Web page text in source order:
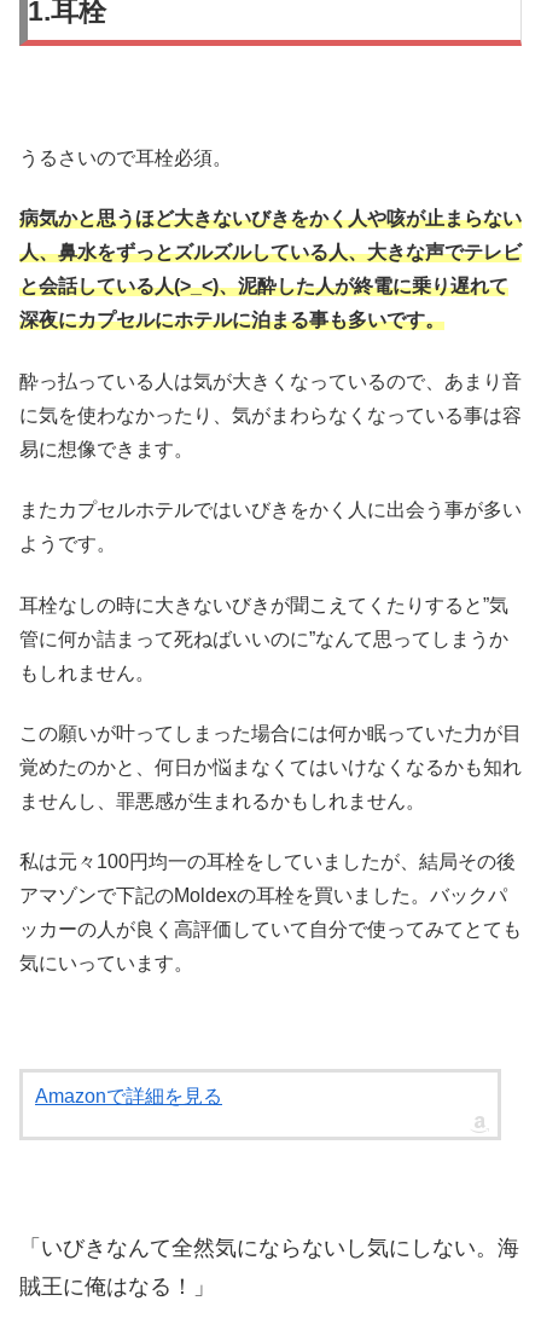
1.耳栓
うるさいので耳栓必須。
病気かと思うほど大きないびきをかく人や咳が止まらない
人、鼻水をずっとズルズルしている人、大きな声でテレビ
と会話している人(>_<)、泥酔した人が終電に乗り遅れて
深夜にカプセルにホテルに泊まる事も多いです。
酔っ払っている人は気が大きくなっているので、あまり音
に気を使わなかったり、気がまわらなくなっている事は容
易に想像できます。
またカプセルホテルではいびきをかく人に出会う事が多い
ようです。
耳栓なしの時に大きないびきが聞こえてくたりすると”気
管に何か詰まって死ねばいいのに”なんて思ってしまうか
もしれません。
この願いが叶ってしまった場合には何か眠っていた力が目
覚めたのかと、何日か悩まなくてはいけなくなるかも知れ
ませんし、罪悪感が生まれるかもしれません。
私は元々100円均一の耳栓をしていましたが、結局その後
アマゾンで下記のMoldexの耳栓を買いました。バックパ
ッカーの人が良く高評価していて自分で使ってみてとても
気にいっています。
Amazonで詳細を見る
「いびきなんて全然気にならないし気にしない。海
賊王に俺はなる！」